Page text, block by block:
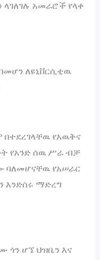
አመራሮች የላቀ
ለዩኒቨርሲቲዉ
የእዉቅና
የአንድ ሰዉ ሥራ ብቻ
ባለመሆናቸዉ የአሠራር
እንድሰሩ ማድረግ
ሆኜ ህዝቤን እና